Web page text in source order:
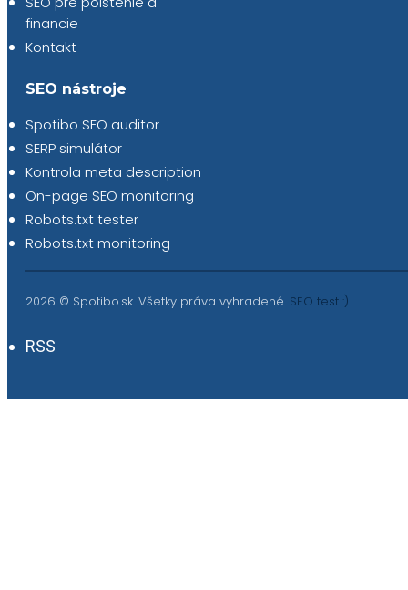
financie
Kontakt
SEO nástroje
Spotibo SEO auditor
SERP simulátor
Kontrola meta description
On-page SEO monitoring
Robots.txt tester
Robots.txt monitoring
2026 © Spotibo.sk. Všetky práva vyhradené. SEO test :)
RSS